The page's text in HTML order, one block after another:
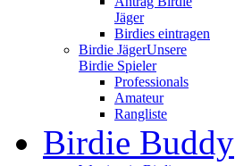
Jäger
Birdies eintragen
Birdie JägerUnsere
Birdie Spieler
Professionals
Amateur
Rangliste
Birdie Buddy